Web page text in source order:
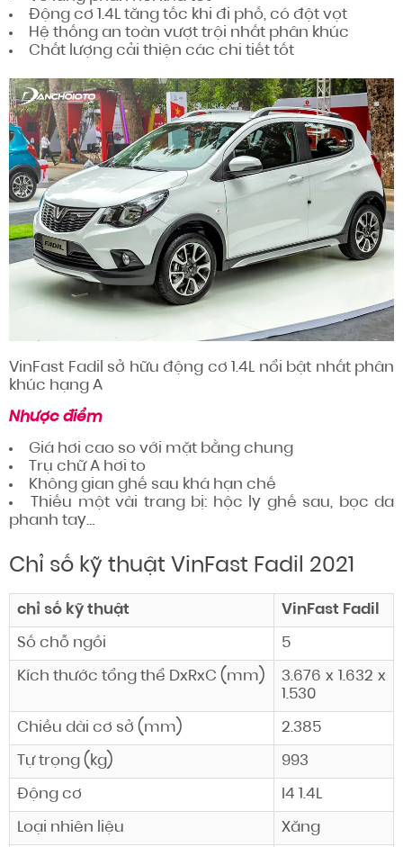
Động cơ 1.4L tăng tốc khi đi phố, có đột vọt
Hệ thống an toàn vượt trội nhất phân khúc
Chất lượng cải thiện các chi tiết tốt
VinFast Fadil sở hữu động cơ 1.4L nổi bật nhấtphân
khúc hạng A
Nhược điểm
Giá hơi cao so với mặt bằng chung
Trụ chữ A hơi to
Không gian ghế sau khá hạn chế
Thiếu một vài trang bị: hộc ly ghế sau, bọc da
phanh tay…
Chỉ số kỹ thuật VinFast Fadil 2021
chỉ số kỹ thuật VinFast Fadil
Số chỗ ngồi 5
Kích thước tổng thể DxRxC (mm)
3.676 x 1.632 x
1.530
Chiều dài cơ sở (mm) 2.385
Tự trọng (kg) 993
Động cơ I4 1.4L
Loại nhiên liệu Xăng